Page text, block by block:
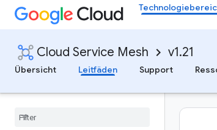
Cloud Service Mesh v1.21
Übersicht
Leitfäden Support